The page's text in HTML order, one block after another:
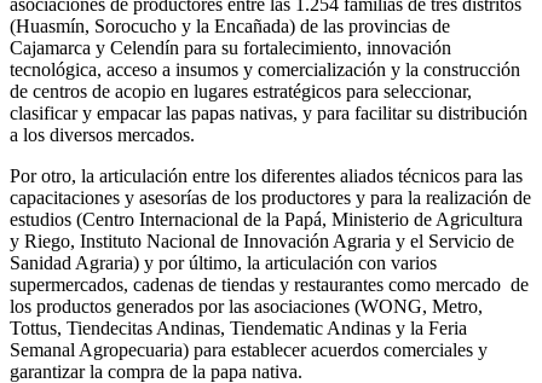
(Huasmín, Sorocucho y la Encañada) de las provincias de
Cajamarca y Celendín para su fortalecimiento, innovación
tecnológica, acceso a insumos y comercialización y la construcción
de centros de acopio en lugares estratégicos para seleccionar,
clasificar y empacar las papas nativas, y para facilitar su distribución
a los diversos mercados.
Por otro, la articulación entre los diferentes aliados técnicos para las
capacitaciones y asesorías de los productores y para la realización de
estudios (Centro Internacional de la Papá, Ministerio de Agricultura
y Riego, Instituto Nacional de Innovación Agraria y el Servicio de
Sanidad Agraria) y por último, la articulación con varios
supermercados, cadenas de tiendas y restaurantes como mercado de
los productos generados por las asociaciones (WONG, Metro,
Tottus, Tiendecitas Andinas, Tiendematic Andinas y la Feria
Semanal Agropecuaria) para establecer acuerdos comerciales y
garantizar la compra de la papa nativa.